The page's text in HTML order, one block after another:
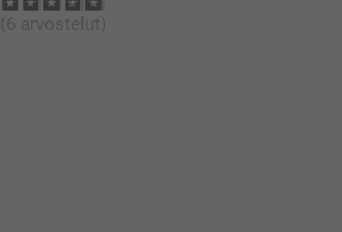
(6 arvostelut)